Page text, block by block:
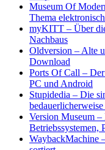
Museum Of
Thema
myKITT – Über
Nachbaus
Oldversion – Alte
Download
Ports Of Call –
PC und Android
Stupidedia – Die
Version Museum
Betriebssystemen,
WaybackMachine